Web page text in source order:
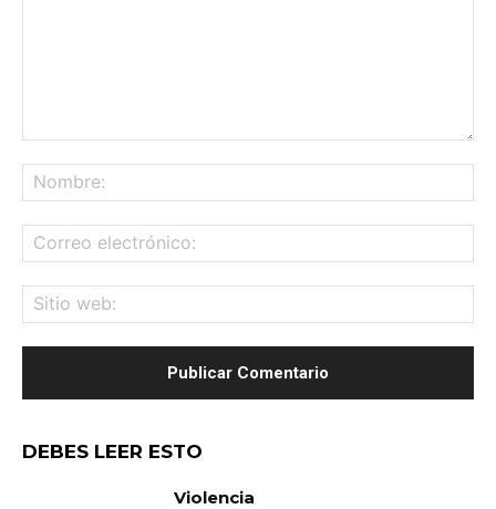
DEBES LEER ESTO
Violencia